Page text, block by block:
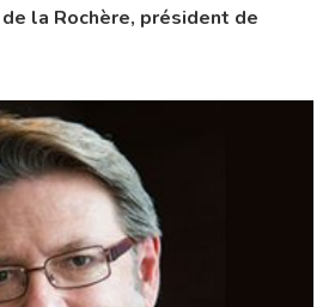
la Rochère, président de